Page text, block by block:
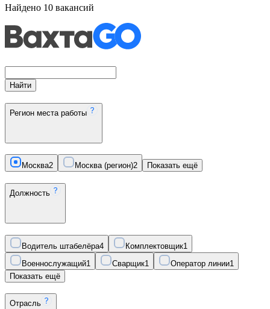
Найдено 10 вакансий
Найти
Регион места работы
Москва2 Москва (регион)2 Показать ещё
Должность
Водитель штабелёра4 Комплектовщик1
Военнослужащий1 Сварщик1 Оператор линии1
Показать ещё
Отрасль